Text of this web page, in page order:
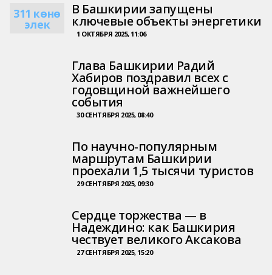
311 көнө
элек
В Башкирии запущены
ключевые объекты энергетики
1 ОКТЯБРЯ 2025, 11:06
Глава Башкирии Радий
Хабиров поздравил всех с
годовщиной важнейшего
события
30 СЕНТЯБРЯ 2025, 08:40
По научно-популярным
маршрутам Башкирии
проехали 1,5 тысячи туристов
29 СЕНТЯБРЯ 2025, 09:30
Сердце торжества — в
Надеждино: как Башкирия
чествует великого Аксакова
27 СЕНТЯБРЯ 2025, 15:20